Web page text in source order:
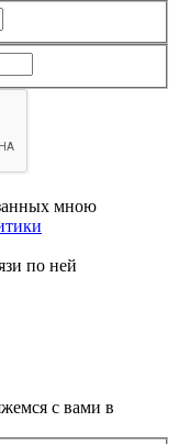
мною
по ней
с вами в